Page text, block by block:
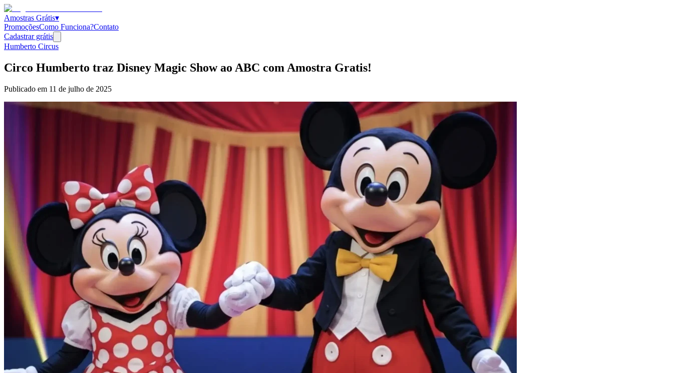
Amostras Grátis▾
PromoçõesComo Funciona?Contato
Cadastrar grátis
Humberto Circus
Circo Humberto traz Disney Magic Show ao ABC com Amostra Gratis!
Publicado em 11 de julho de 2025